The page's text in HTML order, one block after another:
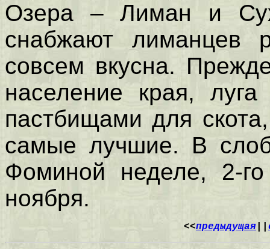
Озера – Лиман и
снабжают лиманцев
совсем вкусна.
население края,
пастбищами для
самые лучшие. В
Фоминой неделе, 2-
ноября.
<<предыдущая